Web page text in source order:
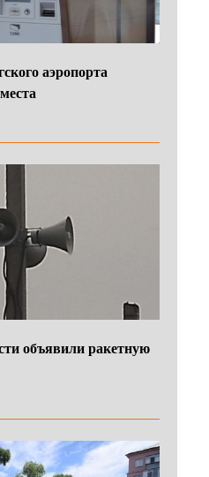
аэропорта
объявили ракетную